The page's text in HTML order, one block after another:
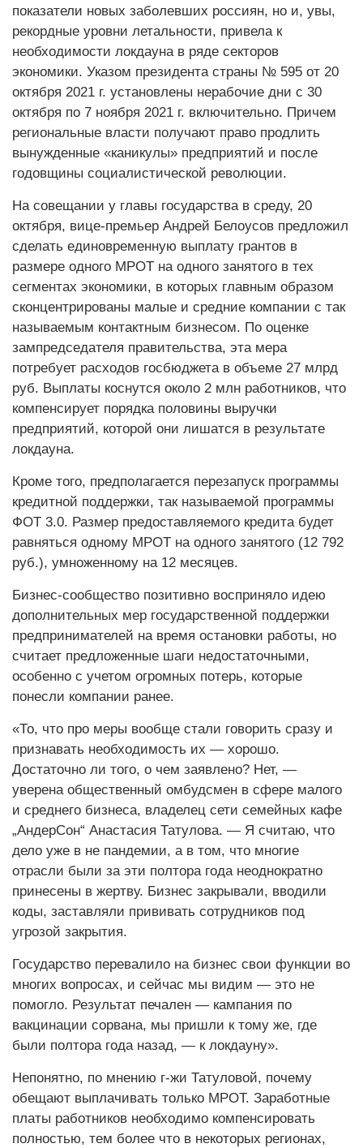
показатели новых заболевших россиян, но и, увы,
рекордные уровни летальности, привела к
необходимости локдауна в ряде секторов
экономики. Указом президента страны № 595 от 20
октября 2021 г. установлены нерабочие дни с 30
октября по 7 ноября 2021 г. включительно. Причем
региональные власти получают право продлить
вынужденные «каникулы» предприятий и после
годовщины социалистической революции.
На совещании у главы государства в среду, 20
октября, вице-премьер Андрей Белоусов предложил
сделать единовременную выплату грантов в
размере одного МРОТ на одного занятого в тех
сегментах экономики, в которых главным образом
сконцентрированы малые и средние компании с так
называемым контактным бизнесом. По оценке
зампредседателя правительства, эта мера
потребует расходов госбюджета в объеме 27 млрд
руб. Выплаты коснутся около 2 млн работников, что
компенсирует порядка половины выручки
предприятий, которой они лишатся в результате
локдауна.
Кроме того, предполагается перезапуск программы
кредитной поддержки, так называемой программы
ФОТ 3.0. Размер предоставляемого кредита будет
равняться одному МРОТ на одного занятого (12 792
руб.), умноженному на 12 месяцев.
Бизнес-сообщество позитивно восприняло идею
дополнительных мер государственной поддержки
предпринимателей на время остановки работы, но
считает предложенные шаги недостаточными,
особенно с учетом огромных потерь, которые
понесли компании ранее.
«То, что про меры вообще стали говорить сразу и
признавать необходимость их — хорошо.
Достаточно ли того, о чем заявлено? Нет, —
уверена общественный омбудсмен в сфере малого
и среднего бизнеса, владелец сети семейных кафе
„АндерСон“ Анастасия Татулова. — Я считаю, что
дело уже в не пандемии, а в том, что многие
отрасли были за эти полтора года неоднократно
принесены в жертву. Бизнес закрывали, вводили
коды, заставляли прививать сотрудников под
угрозой закрытия.
Государство перевалило на бизнес свои функции во
многих вопросах, и сейчас мы видим — это не
помогло. Результат печален — кампания по
вакцинации сорвана, мы пришли к тому же, где
были полтора года назад, — к локдауну».
Непонятно, по мнению г-жи Татуловой, почему
обещают выплачивать только МРОТ. Заработные
платы работников необходимо компенсировать
полностью, тем более что в некоторых регионах,